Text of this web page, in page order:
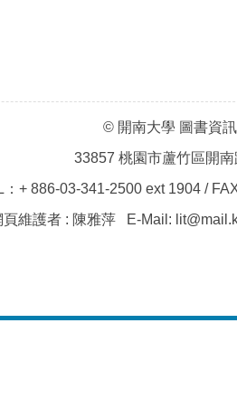
© 開南大學 圖書資
33857 桃園市蘆竹區開南
：+ 886-03-341-2500 ext 1904 /
頁維護者 : 陳雅萍 E-Mail: